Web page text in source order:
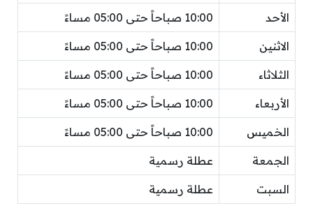
الأحد 10:00 صباحاً حتى 05:00 مساءً
الاثنين 10:00 صباحاً حتى 05:00 مساءً
الثلاثاء 10:00 صباحاً حتى 05:00 مساءً
الأربعاء 10:00 صباحاً حتى 05:00 مساءً
الخميس 10:00 صباحاً حتى 05:00 مساءً
الجمعة عطلة رسمية
السبت عطلة رسمية